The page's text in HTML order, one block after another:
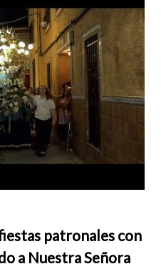
patronales con
a Nuestra Señora